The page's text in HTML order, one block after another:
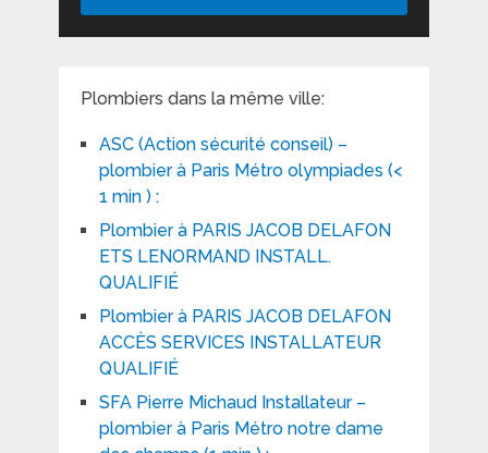
Plombiers dans la même ville:
ASC (Action sécurité conseil) –
plombier à Paris Métro olympiades (<
1 min ) :
Plombier à PARIS JACOB DELAFON
ETS LENORMAND INSTALL.
QUALIFIÉ
Plombier à PARIS JACOB DELAFON
ACCÈS SERVICES INSTALLATEUR
QUALIFIÉ
SFA Pierre Michaud Installateur –
plombier à Paris Métro notre dame